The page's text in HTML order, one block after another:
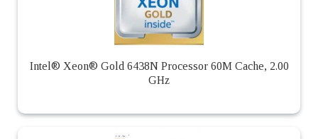
Intel® Xeon® Gold 6438N Processor 60M Cache, 2.00
GHz